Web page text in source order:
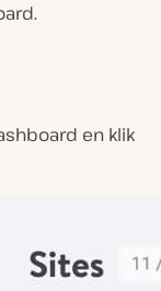
en klik